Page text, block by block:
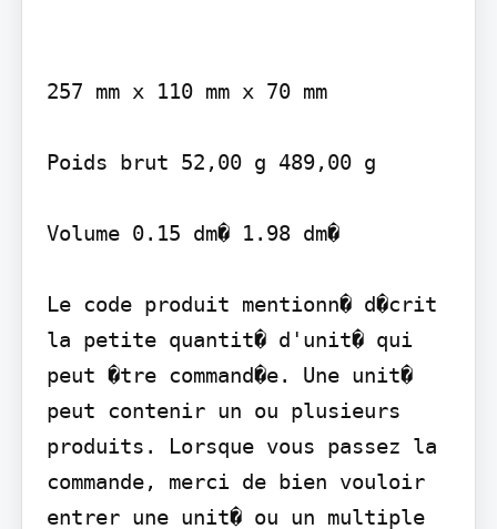
257 mm x 110 mm x 70 mm
Poids brut 52,00 g 489,00 g
Volume 0.15 dm� 1.98 dm�
Le code produit mentionn� d�crit
la petite quantit� d'unit� qui
peut �tre command�e. Une unit�
peut contenir un ou plusieurs
produits. Lorsque vous passez la
commande, merci de bien vouloir
entrer une unit� ou un multiple